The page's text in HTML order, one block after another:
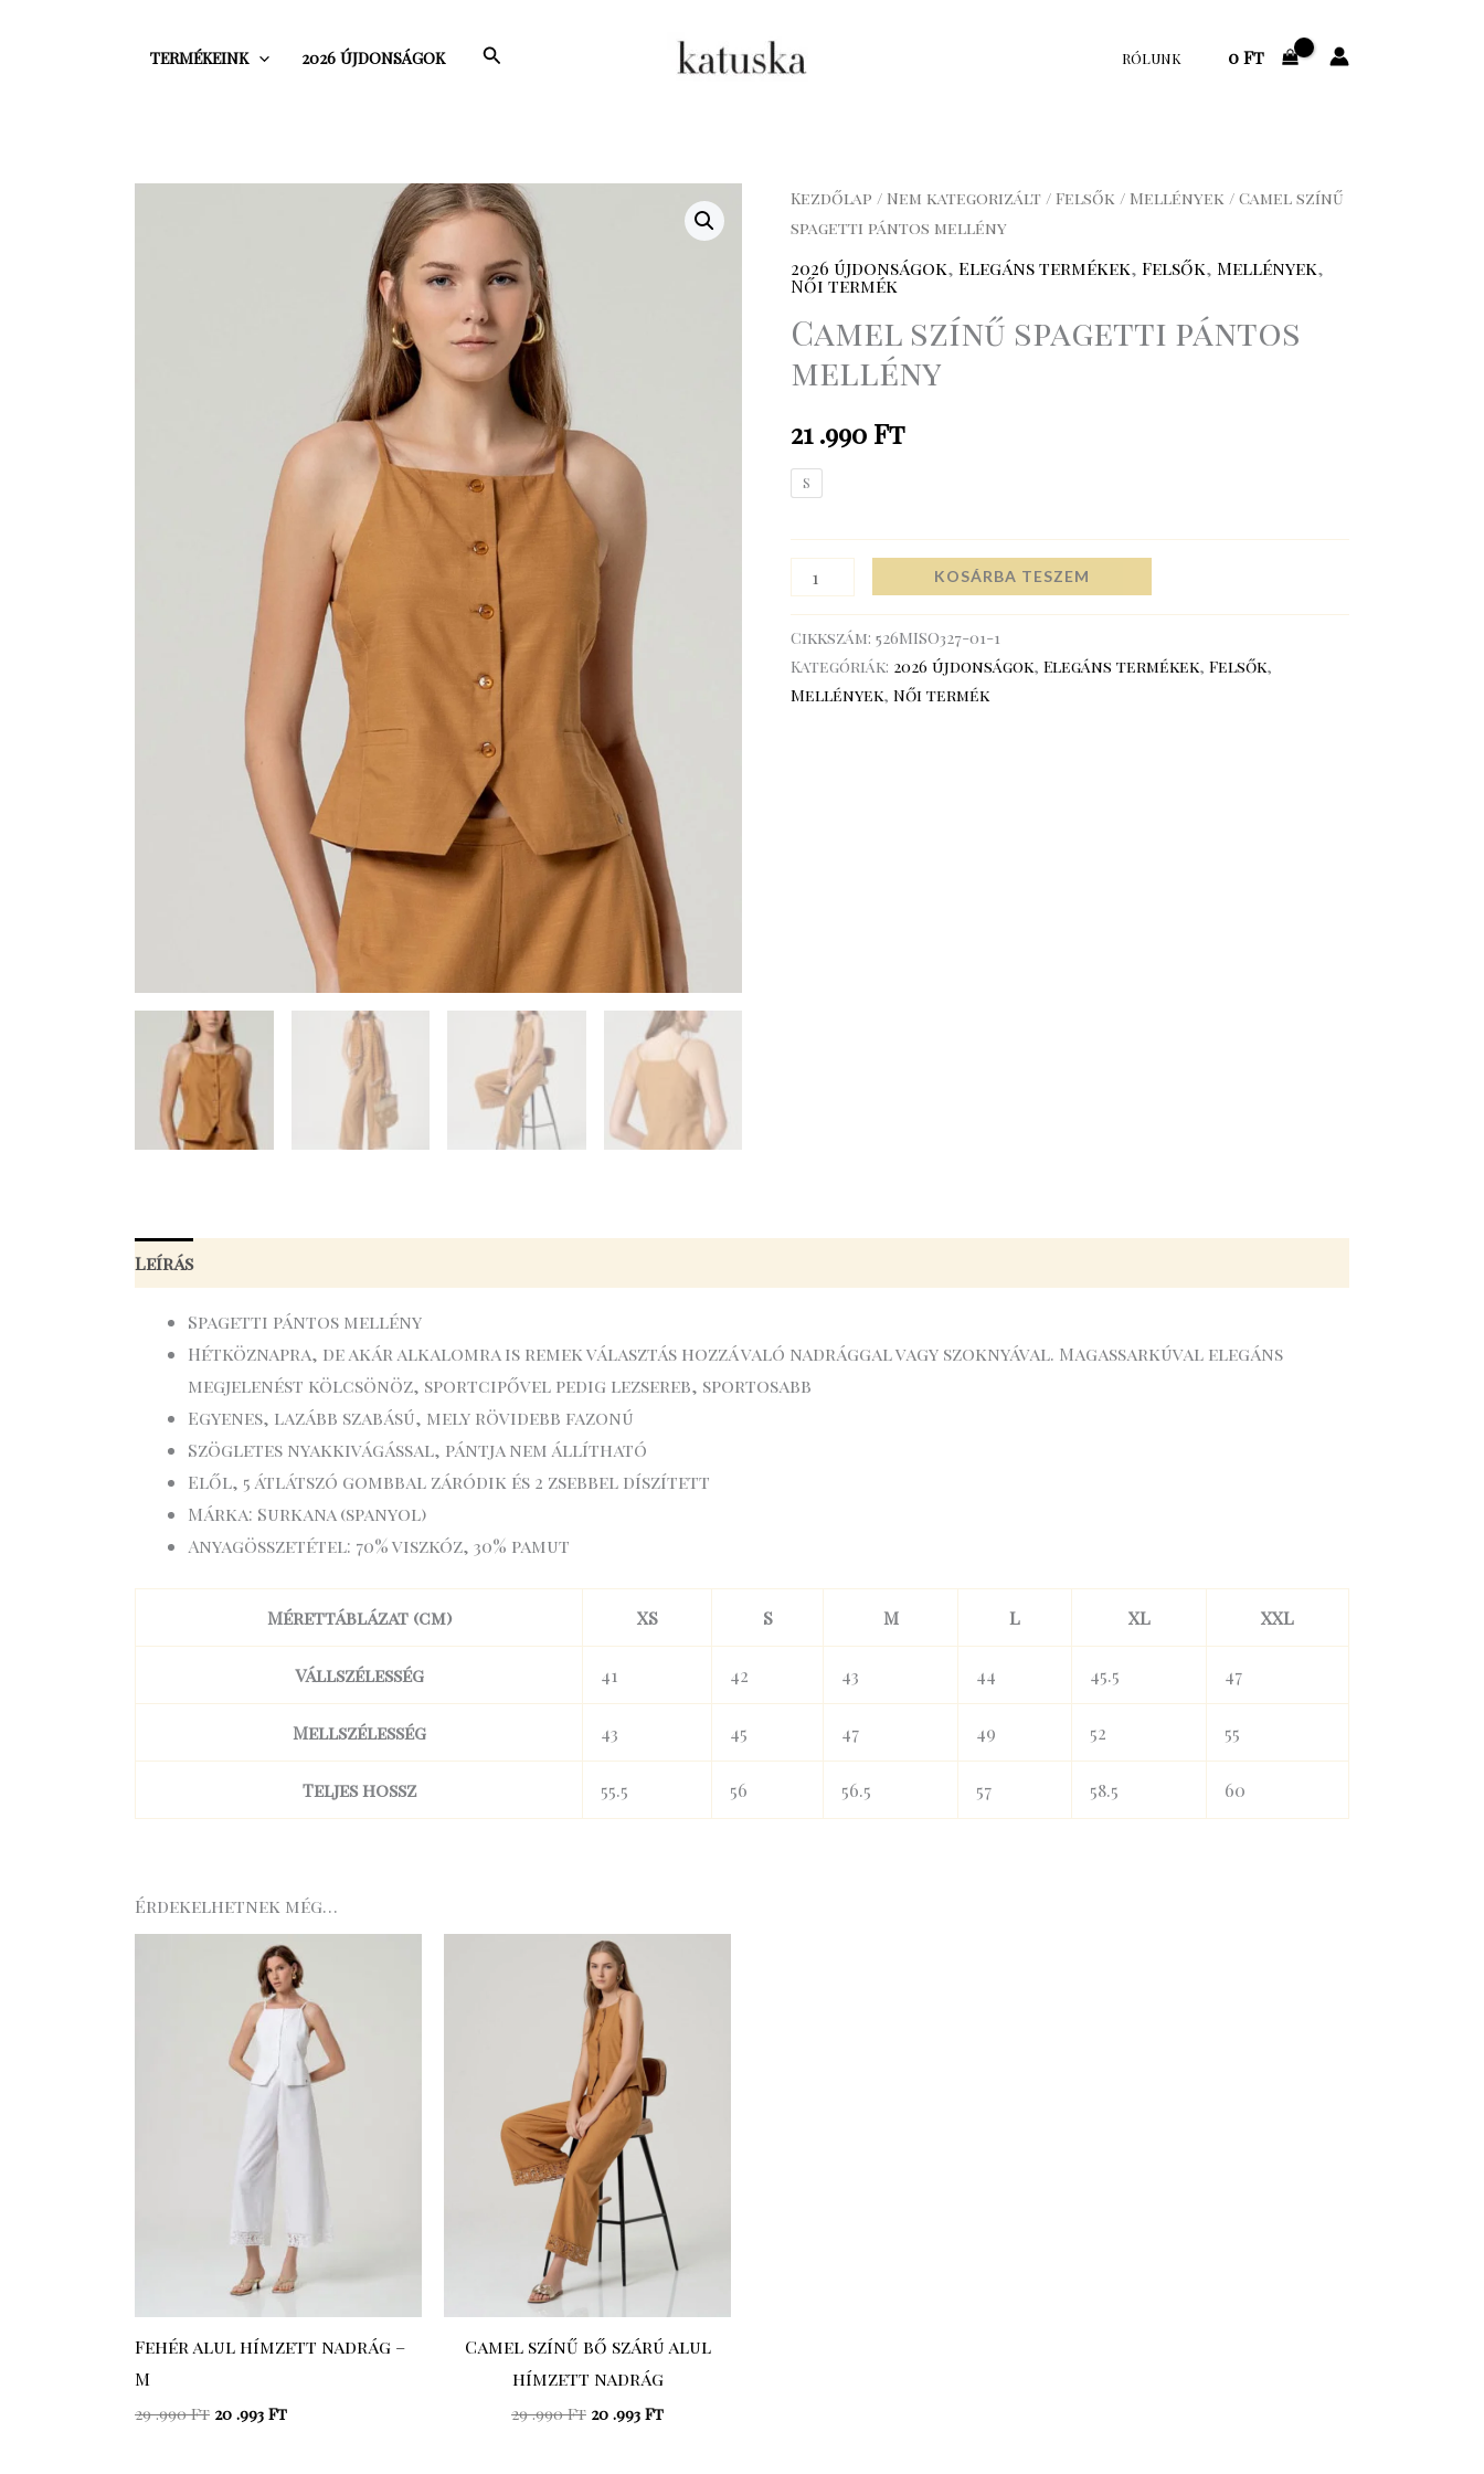
TERMÉKEINK 2026 ÚJDONSÁGOK Search RÓLUNK 0Ft
Kezdőlap / Nem kategorizált / Felsők / Mellények / Camel színű
spagetti pántos mellény
2026 újdonságok, Elegáns termékek, Felsők, Mellények,
Női termék
Camel színű spagetti pántos
mellény
21 .990 Ft
S
Camel
színű
spagetti
pántos
mellény
mennyiség
KOSÁRBA TESZEM
Cikkszám: 526MISO327-01-1
Kategóriák: 2026 újdonságok, Elegáns termékek, Felsők,
Mellények, Női termék
Leírás
Spagetti pántos mellény
Hétköznapra, de akár alkalomra is remek választás hozzá való nadrággal vagy szoknyával. Magassarkúval elegáns
megjelenést kölcsönöz, sportcipővel pedig lezsereb, sportosabb
Egyenes, lazább szabású, mely rövidebb fazonú
Szögletes nyakkivágással, pántja nem állítható
Elől, 5 átlátszó gombbal záródik és 2 zsebbel díszített
Márka: Surkana (spanyol)
Anyagösszetétel: 70% viszkóz, 30% pamut
Mérettáblázat (cm) XS S M L XL XXL
Vállszélesség 41 42 43 44 45.5 47
Mellszélesség 43 45 47 49 52 55
Teljes hossz 55.5 56 56.5 57 58.5 60
Érdekelhetnek még…
Fehér alul hímzett nadrág –
M
29 .990Ft
Original
price
.990 Ft.
20 .993 Ft
Current
price
is:
20
.993 Ft.
Camel színű bő szárú alul
hímzett nadrág
29 .990Ft
Original
price
was:
29
.990 Ft.
20 .993 Ft